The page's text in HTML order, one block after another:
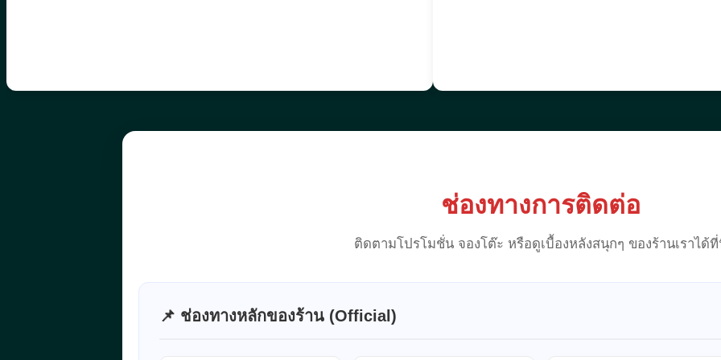
ช่องทางการติดต่อ
ติดตามโปรโมชั่น จองโต๊ะ หรือดูเบื้องหลังสนุกๆ ของร้านเราได้
📌 ช่องทางหลักของร้าน (Official)